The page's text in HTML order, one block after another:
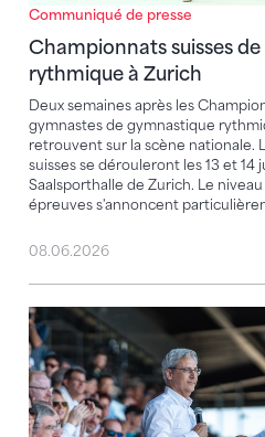
Communiqué de presse
Championnats suisses
rythmique à Zurich
Deux semaines après les
gymnastes de gymnastique
retrouvent sur la scène nationale.
suisses se dérouleront les 13 et 14
Saalsporthalle de Zurich. Le
épreuves s'annoncent
08.06.2026
Fabio Corti candidat au